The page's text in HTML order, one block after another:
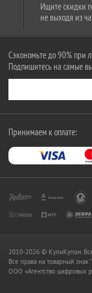
Ищите скидки
не выходя из
Сэкономьте до 90% при
Подпишитесь на самые
Принимаем к оплате:
2010-2026 © КупиКупон.
Все права на товарный
OOO «Агентство